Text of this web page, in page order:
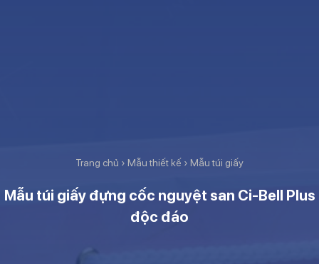
Trang chủ › Mẫu thiết kế › Mẫu túi giấy
Mẫu túi giấy đựng cốc nguyệt san Ci-Bell Plus
độc đáo